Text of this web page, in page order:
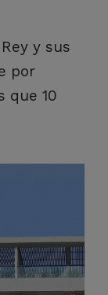
y sus
por
que 10